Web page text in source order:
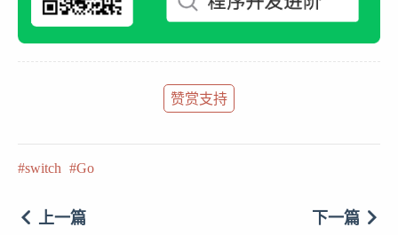
赞赏支持
switch Go
上一篇 下一篇